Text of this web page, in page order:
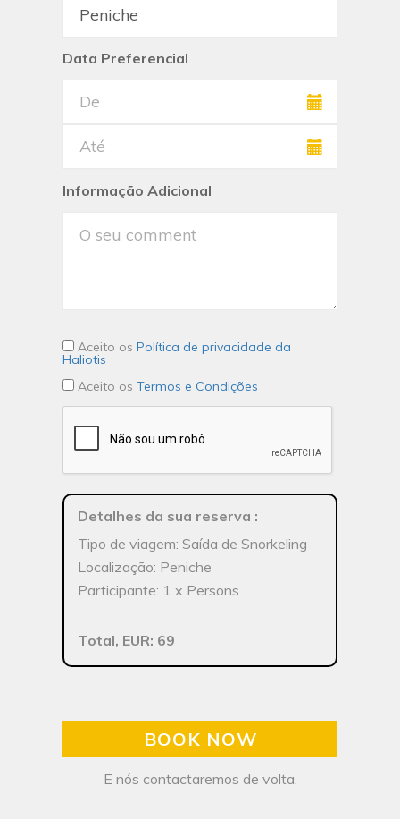
Data Preferencial
Informação Adicional
Aceito os Política de privacidade da
Haliotis
Aceito os Termos e Condições
Detalhes da sua reserva :
Tipo de viagem: Saída de Snorkeling
Localização: Peniche
Participante: 1 x Persons
Total, EUR: 69
BOOK NOW
E nós contactaremos de volta.